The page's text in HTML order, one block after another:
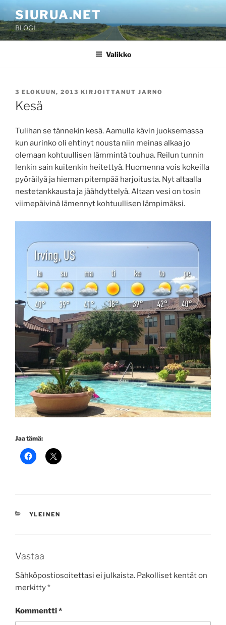
sisältöönSIURUA.NET
BLOGI
Valikko
JULKAISTU
3 ELOKUUN, 2013 KIRJOITTANUT JARNO
Kesä
Tulihan se tännekin kesä. Aamulla kävin juoksemassa
kun aurinko oli ehtinyt nousta niin meinas alkaa jo
olemaan kohtuullisen lämmintä touhua. Reilun tunnin
lenkin sain kuitenkin heitettyä. Huomenna vois kokeilla
pyöräilyä ja hieman pitempää harjoitusta. Nyt altaalla
nestetankkausta ja jäähdyttelyä. Altaan vesi on tosin
viimepäivinä lämennyt kohtuullisen lämpimäksi.
Jaa tämä:
KATEGORIAT
YLEINEN
Vastaa
Sähköpostiosoitettasi ei julkaista. Pakolliset kentät on
merkitty*
Kommentti*